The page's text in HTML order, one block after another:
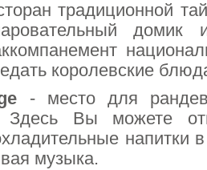
традиционной
домик
королевские
- место для
Вы можете
напитки
музыка.